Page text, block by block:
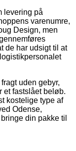
levering på
varenumre,
Design, men
de har udsigt til at
uden gebyr,
et fastslået beløb.
kostelige type af
Odense,
din pakke til